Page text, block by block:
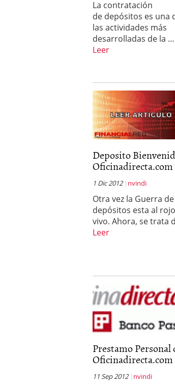
La contratación
de depósitos es una
las actividades más
desarrolladas de la …
Leer
Deposito
Oficinadirecta.com
1 Dic 2012 nvindi
Otra vez la Guerra
depósitos esta al rojo
vivo. Ahora, se trata
Leer
Prestamo Personal
Oficinadirecta.com
11 Sep 2012 nvindi